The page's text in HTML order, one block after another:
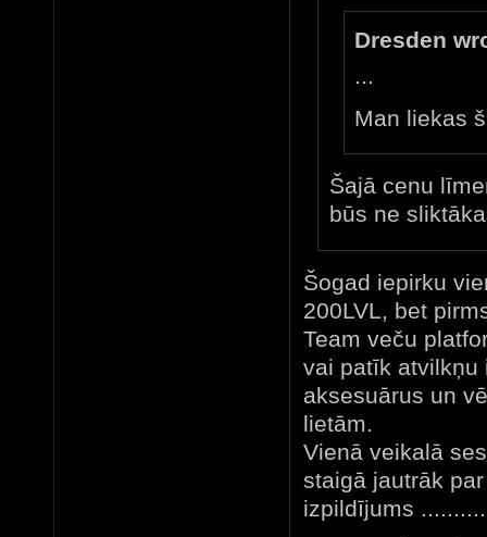
Dresden
Man liekas
Šajā cenu
būs ne
Šogad iepirku
200LVL, bet
Team veču
vai patīk atvilkņu
aksesuārus un
lietām.
Vienā veikalā
staigā jautrāk
izpildījums